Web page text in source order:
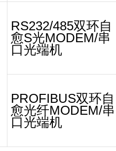
RS232/485双环自
愈S光MODEM/串
口光端机
PROFIBUS双环自
愈光纤MODEM/串
口光端机